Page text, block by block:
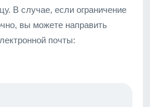
В случае, если ограничение
вы можете направить
почты: